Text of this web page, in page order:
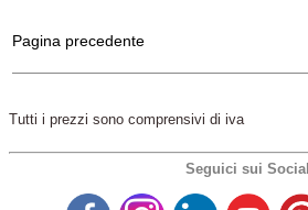
Pagina precedente
Tutti i prezzi sono comprensivi di iva
Seguici sui Social